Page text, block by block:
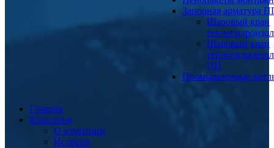
Запорная арматура
Шаровый кран
Шаровый кран
ОЦ
Промышленные
Главная
Компания
О компании
История